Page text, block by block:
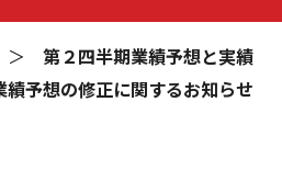
＞第２四半期業績予想と実績
予想の修正に関するお知らせ